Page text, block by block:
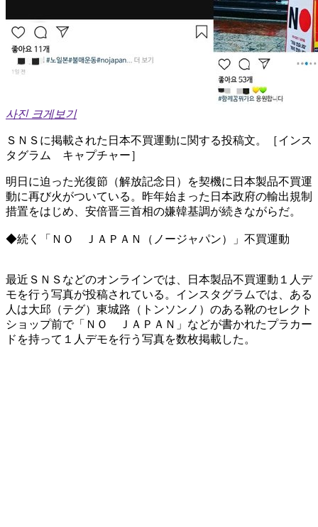
사진 크게보기
ＳＮＳに掲載された日本不買運動に関する投稿文。［インス
タグラム キャプチャー］
明日に迫った光復節（解放記念日）を契機に日本製品不買運
動に再び火がついている。昨年始まった日本政府の輸出規制
措置をはじめ、安倍晋三首相の嫌韓基調が続きながらだ。
◆続く「ＮＯ ＪＡＰＡＮ（ノージャパン）」不買運動
最近ＳＮＳなどのオンラインでは、日本製品不買運動１人デ
モを行う写真が投稿されている。インスタグラムでは、ある
人は大邱（テグ）東城路（トンソンノ）のある靴のセレクト
ショップ前で「ＮＯ ＪＡＰＡＮ」などが書かれたプラカー
ドを持って１人デモを行う写真を数枚掲載した。